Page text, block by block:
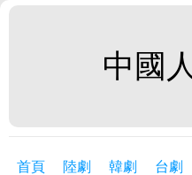
中國
首頁 陸劇 韓劇 台劇